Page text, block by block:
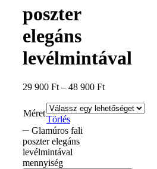
poszter
elegáns
levélmintával
29 900 Ft – 48 900 Ft
Méret
Törlés
Glamúros fali
poszter elegáns
levélmintával
mennyiség